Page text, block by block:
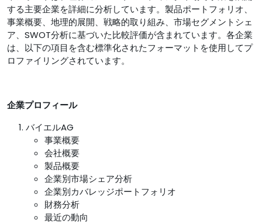
する主要企業を詳細に分析しています。製品ポートフォリオ、
事業概要、地理的展開、戦略的取り組み、市場セグメントシェ
ア、SWOT分析に基づいた比較評価が含まれています。各企業
は、以下の項目を含む標準化されたフォーマットを使用してプ
ロファイリングされています。
企業プロフィール
バイエルAG
事業概要
会社概要
製品概要
企業別市場シェア分析
企業別カバレッジポートフォリオ
財務分析
最近の動向